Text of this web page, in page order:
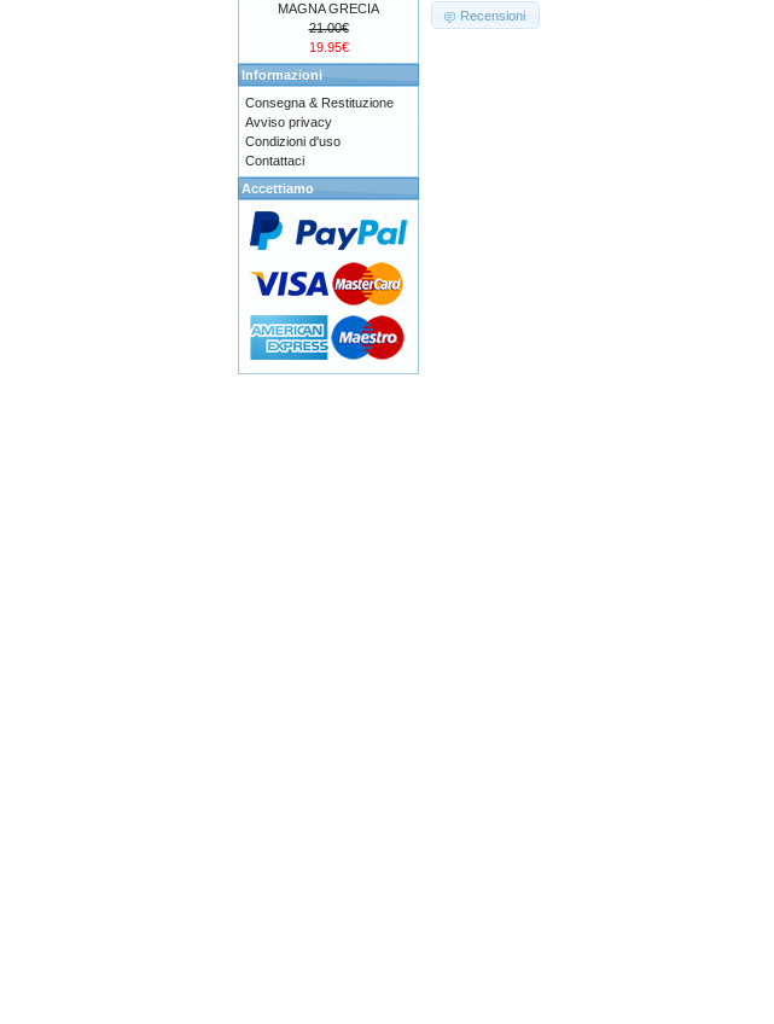
Recensioni
MAGNA GRECIA
21.00€
19.95€
Informazioni
Consegna & Restituzione
Avviso privacy
Condizioni d'uso
Contattaci
Accettiamo